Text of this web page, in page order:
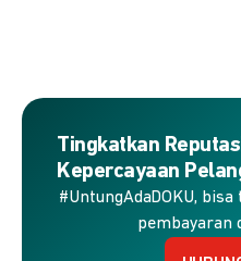
Tingkatkan
Kepercayaan
#UntungAdaDOKU,
pembayaran